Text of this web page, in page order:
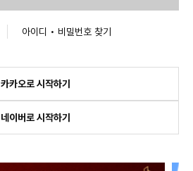
아이디 • 비밀번호 찾기
카카오로 시작하기
네이버로 시작하기